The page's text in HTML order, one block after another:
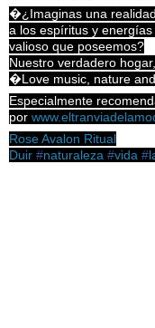
�¿Imaginas una
a los espíritus y
valioso que poseemos?
Nuestro verdadero
�Love music, nature
Especialmente
por
Rose Avalon Ritual
Duir #naturaleza #vida #